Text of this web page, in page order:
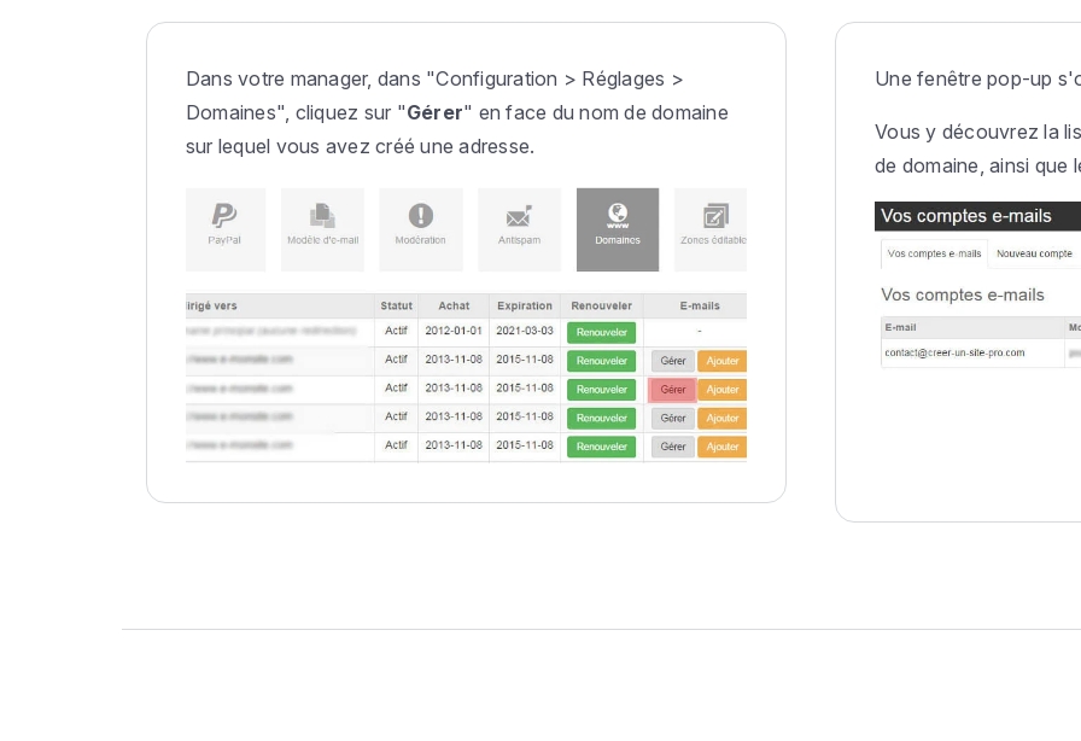
Dans votre manager, dans "Configuration > Réglages >
Domaines", cliquez sur "Gérer" en face du nom de domaine
sur lequel vous avez créé une adresse.
Une fenêtre pop-up
Vous y découvrez la
de domaine, ainsi que